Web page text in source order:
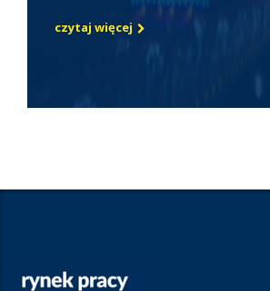
czytaj więcej